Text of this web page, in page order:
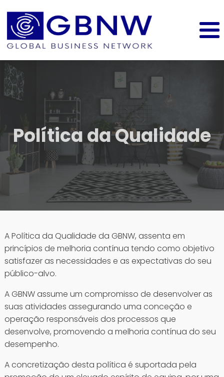
Política da Qualidade
A Política da Qualidade da GBNW, assenta em
princípios de melhoria contínua tendo como objetivo
satisfazer as necessidades e as expectativas do seu
público-alvo.
A GBNW assume um compromisso de desenvolver as
suas atividades assegurando uma conceção e
operação responsáveis dos processos que
desenvolve, promovendo a melhoria contínua do seu
desempenho.
A concretização desta política é suportada pela